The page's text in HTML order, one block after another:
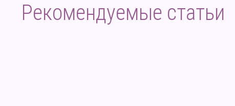
Рекомендуемые статьи